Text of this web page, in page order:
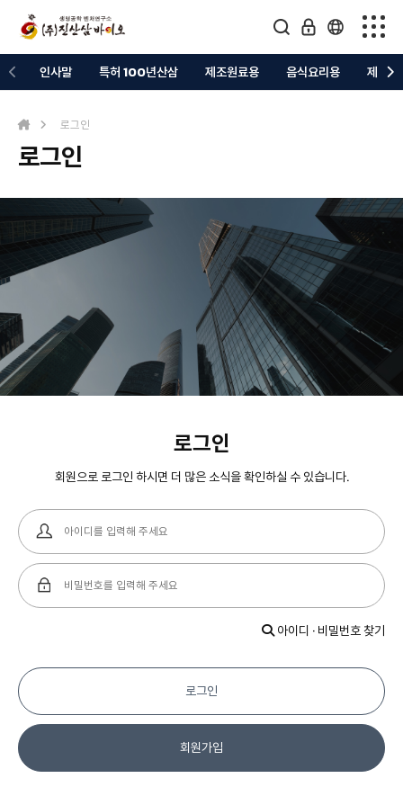
인사말 특허 100년산삼 제조원료용 음식요리용 제품구
인사말
음식요리용
제품구매
고객지원
로그인
로그인
로그인
회원으로 로그인 하시면 더 많은 소식을 확인하실 수 있습니다.
아이디 · 비밀번호 찾기
로그인
회원가입